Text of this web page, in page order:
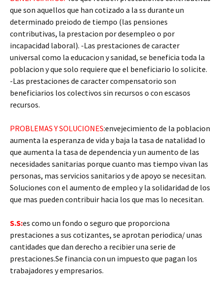
que son aquellos que han cotizado a la ss durante un
determinado preiodo de tiempo (las pensiones
contributivas, la prestacion por desempleo o por
incapacidad laboral). -Las prestaciones de caracter
universal como la educacion y sanidad, se beneficia toda la
poblacion y que solo requiere que el beneficiario lo solicite.
-Las prestaciones de caracter compensatorio son
beneficiarios los colectivos sin recursos o con escasos
recursos.
PROBLEMAS Y SOLUCIONES:envejecimiento de la poblacion
aumenta la esperanza de vida y baja la tasa de natalidad lo
que aumenta la tasa de dependencia y un aumento de las
necesidades sanitarias porque cuanto mas tiempo vivan las
personas, mas servicios sanitarios y de apoyo se necesitan.
Soluciones con el aumento de empleo y la solidaridad de los
que mas pueden contribuir hacia los que mas lo necesitan.
S.S:es como un fondo o seguro que proporciona
prestaciones a sus cotizantes, se aprotan periodica/ unas
cantidades que dan derecho a recibier una serie de
prestaciones.Se financia con un impuesto que pagan los
trabajadores y empresarios.